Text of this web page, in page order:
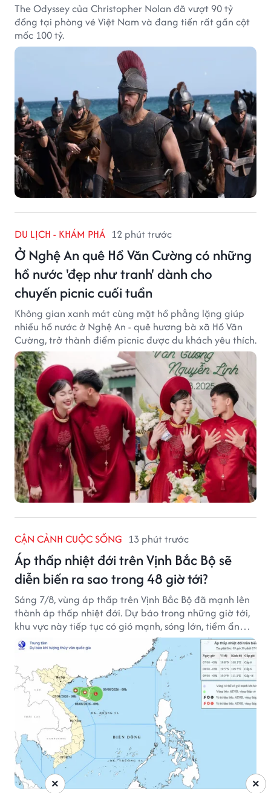
The Odyssey của Christopher Nolan đã vượt 90 tỷ
đồng tại phòng vé Việt Nam và đang tiến rất gần cột
mốc 100 tỷ.
DU LỊCH - KHÁM PHÁ 12 phút trước
Ở Nghệ An quê Hồ Văn Cường có những
hồ nước 'đẹp như tranh' dành cho
chuyến picnic cuối tuần
Không gian xanh mát cùng mặt hồ phẳng lặng giúp
nhiều hồ nước ở Nghệ An - quê hương bà xã Hồ Văn
Cường, trở thành điểm picnic được du khách yêu thích.
CẬN CẢNH CUỘC SỐNG 13 phút trước
Áp thấp nhiệt đới trên Vịnh Bắc Bộ sẽ
diễn biến ra sao trong 48 giờ tới?
Sáng 7/8, vùng áp thấp trên Vịnh Bắc Bộ đã mạnh lên
thành áp thấp nhiệt đới. Dự báo trong những giờ tới,
khu vực này tiếp tục có gió mạnh, sóng lớn, tiềm ẩn
nhiều nguy cơ đối với hoạt động của tàu thuyền trên
biển.
×
×